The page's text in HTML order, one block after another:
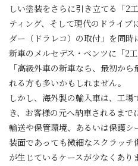
しい塗装をさらに引き立てる「2
ティング、そして現代のドライ
ダー（ドラレコ）の取付」を同時
新車のメルセデス・ベンツに「2
「高級外車の新車なら、最初か
れる方も多いかもしれません。
しかし、海外製の輸入車は、工
き、お客様の元へ納車されるま
輸送や保管環境、あるいは保護
装面であっても微細なスクラッチ
が生じているケースが少なくあり